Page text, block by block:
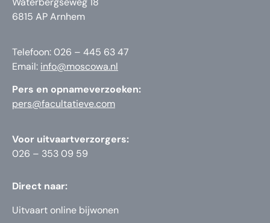
6815 AP Arnhem
Telefoon: 026 – 445 63 47
Email: info@moscowa.nl
Pers en opnameverzoeken:
pers@facultatieve.com
Voor uitvaartverzorgers:
026 – 353 09 59
Direct naar:
Uitvaart online bijwonen